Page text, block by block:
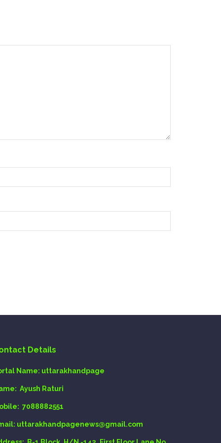
Details
Name: uttarakhandpage
Ayush Raturi
7088882551
: uttarakhandpagenews@gmail.com